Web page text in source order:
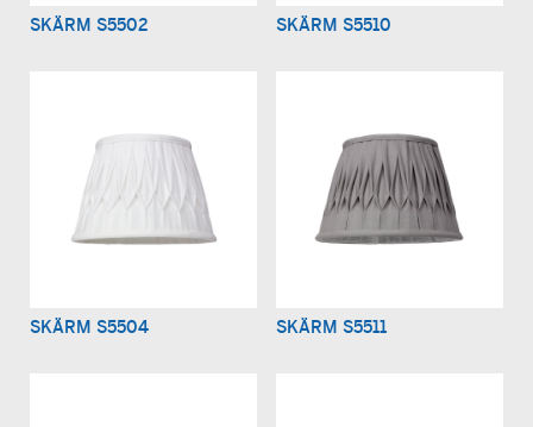
SKÄRM S5502 SKÄRM S5510
SKÄRM S5504 SKÄRM S5511